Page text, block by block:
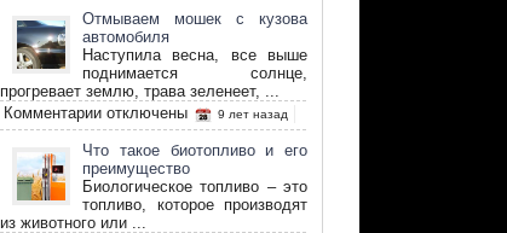
Способы
тонировки
автомобильных
стекол
Отмываем мошек с кузова
автомобиля
Наступила весна, все выше
поднимается солнце,
прогревает землю, трава зеленеет, ...
Комментариик
записи
Отмываем
мошек
с
кузова
автомобиля
отключены 9 лет назад
Что такое биотопливо и его
преимущество
Биологическое топливо – это
топливо, которое производят
из животного или ...